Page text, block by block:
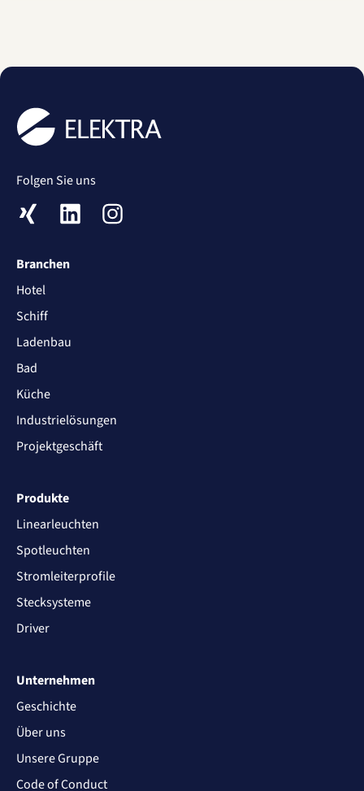
Folgen Sie uns
XING
LinkedInInstagram
Branchen
Hotel
Schiff
Ladenbau
Bad
Küche
Industrielösungen
Projektgeschäft
Produkte
Linearleuchten
Spotleuchten
Stromleiterprofile
Stecksysteme
Driver
Unternehmen
Geschichte
Über uns
Unsere Gruppe
Code of Conduct